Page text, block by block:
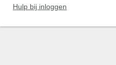
Hulp bij inloggen